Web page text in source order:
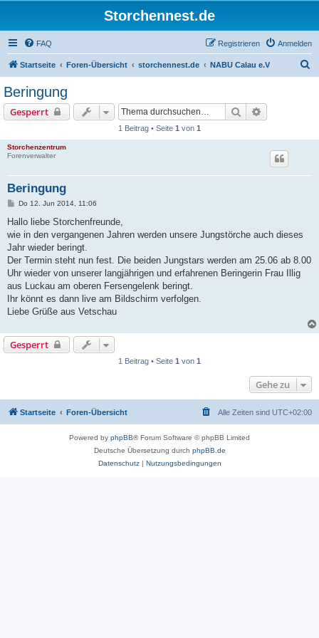
Storchennest.de
FAQ Anmelden
Registrieren
Startseite Foren-Übersicht storchennest.de NABU Calau e.V
Beringung
Gesperrt Suche
1 Beitrag • Seite 1 von 1
Storchenzentrum
Forenverwalter
Beringung
B
i
r
a
Do 12. Jun 2014, 11:06
Hallo liebe Storchenfreunde,
wie in den vergangenen Jahren werden unsere Jungstörche auch dieses
Jahr wieder beringt.
Der Termin steht nun fest. Die beiden Jungstars werden am 25.06 ab 8.00
Uhr wieder von unserer langjährigen und erfahrenen Beringerin Frau Illig
aus Luckau am oberen Fersengelenk beringt.
Ihr könnt es dann live am Bildschirm verfolgen.
Liebe Grüße aus Vetschau
Gesperrt
1 Beitrag • Seite 1 von 1
Gehe zu
Startseite Foren-Übersicht Alle Zeiten sind UTC+02:00
Powered by phpBB® Forum Software © phpBB Limited
Deutsche Übersetzung durch phpBB.de
Datenschutz| Nutzungsbedingungen